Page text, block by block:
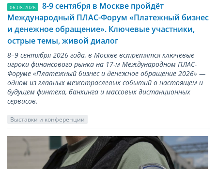
06.08.2026
8-9 сентября в Москве пройдёт
Международный ПЛАС-Форум «Платежный бизнес
и денежное обращение». Ключевые участники,
острые темы, живой диалог
8–9 сентября 2026 года, в Москве встретятся ключевые
игроки финансового рынка на 17-м Международном ПЛАС-
Форуме «Платежный бизнес и денежное обращение 2026» —
одном из главных межотраслевых событий о настоящем и
будущем финтеха, банкинга и массовых дистанционных
сервисов.
Выставки и конференции